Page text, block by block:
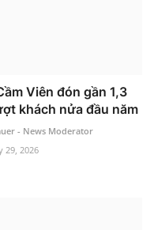
Viên đón gần 1,3
khách nửa đầu năm
- News Moderator
29, 2026